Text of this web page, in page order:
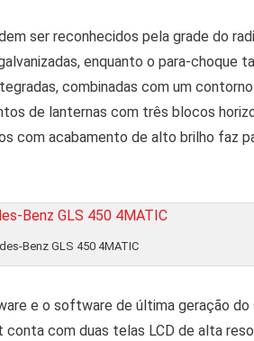
ser reconhecidos pela grade do
enquanto o para-choque
combinadas com um
de lanternas com três blocos
com acabamento de alto brilho faz
Benz GLS 450 4MATIC
e o software de última geração do
com duas telas LCD de alta